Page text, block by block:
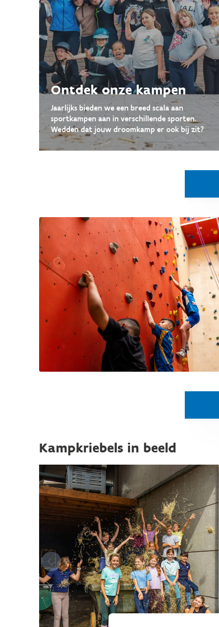
Ontdek onze kampen
Jaarlijks bieden we een breed scala aan
sportkampen aan in verschillende sporten.
Wedden dat jouw droomkamp er ook bij zit?
Kampkriebels in beeld